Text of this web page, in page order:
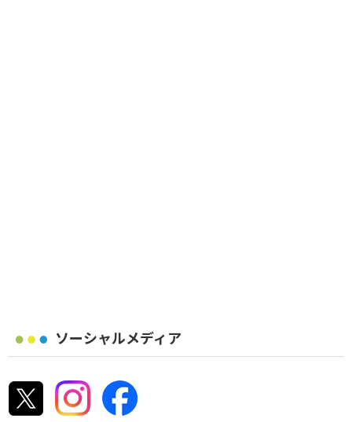
ソーシャルメディア